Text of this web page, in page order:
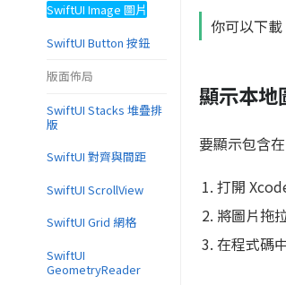
你可以下載
顯示本
要顯示包含
打開
將圖片拖
在程式碼
SwiftUI Image 圖片
SwiftUI Button 按鈕
版面佈局
SwiftUI Stacks 堆疊排
版
SwiftUI 對齊與間距
SwiftUI ScrollView
SwiftUI Grid 網格
SwiftUI
GeometryReader